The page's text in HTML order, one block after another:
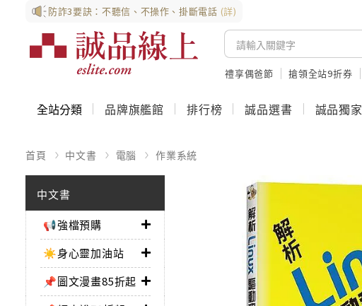
防詐3要訣：不聽信、不操作、掛斷電話 (詳)
禮享偶爸節 搶領全站9折券
全站分類 品牌旗艦館 排行榜 誠品選書 誠品獨家
首頁 中文書 電腦 作業系統
中文書
📢強檔預購
☀️身心靈加油站
📌圖文漫畫85折起